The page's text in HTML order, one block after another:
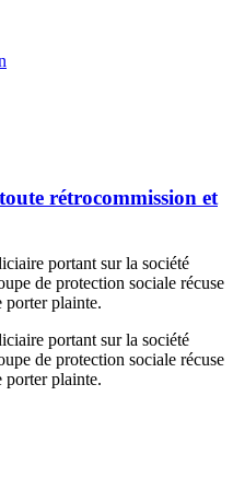
rétrocommission et
portant sur la société
de protection sociale récuse
porter plainte.
portant sur la société
de protection sociale récuse
porter plainte.